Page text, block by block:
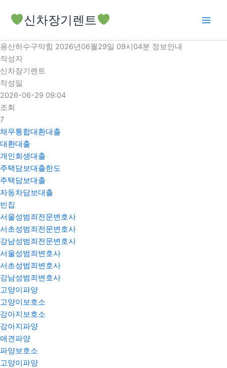
로
건
너
뛰
기
신차장기렌트
용산하수구막힘 2026년06월29일 09시04분 정보안내
작성자
신차장기렌트
작성일
2026-06-29 09:04
조회
7
채무통합대환대출
대환대출
개인회생대출
주택담보대출한도
주택담보대출
자동차담보대출
빈집
서울성범죄전문변호사
서초성범죄전문변호사
강남성범죄전문변호사
서울성범죄변호사
서초성범죄변호사
강남성범죄변호사
고양이파양
고양이보호소
강아지보호소
강아지파양
애견파양
파양보호소
고양이파양